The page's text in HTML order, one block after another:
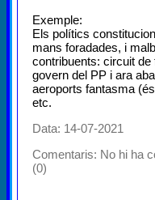
Exemple:
Els polítics
mans foradades, i
contribuents: circuit de
govern del PP i ara
aeroports fantasma
etc.
Data: 14-07-2021
Comentaris: No hi ha
(0)